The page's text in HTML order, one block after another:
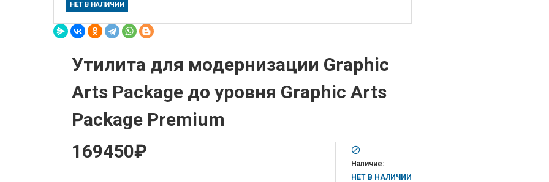
НЕТ В НАЛИЧИИ
Утилита для модернизации Graphic
Arts Package до уровня Graphic Arts
Package Premium
169450₽
Наличие:
НЕТ В НАЛИЧИИ